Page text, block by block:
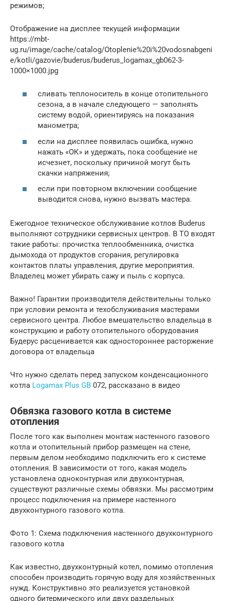
режимов;
Отображение на дисплее текущей информации
https://mbt-
ug.ru/image/cache/catalog/Otoplenie%20i%20vodosnabgeni
e/kotli/gazovie/buderus/buderus_logamax_gb062-3-
1000×1000.jpg
сливать теплоноситель в конце отопительного
сезона, а в начале следующего — заполнять
систему водой, ориентируясь на показания
манометра;
если на дисплее появилась ошибка, нужно
нажать «ОК» и удержать, пока сообщение не
исчезнет, поскольку причиной могут быть
скачки напряжения;
если при повторном включении сообщение
выводится снова, нужно вызвать мастера.
Ежегодное техническое обслуживание котлов Buderus
выполняют сотрудники сервисных центров. В ТО входят
такие работы: прочистка теплообменника, очистка
дымохода от продуктов сгорания, регулировка
контактов платы управления, другие мероприятия.
Владелец может убирать сажу и пыль с корпуса.
Важно! Гарантии производителя действительны только
при условии ремонта и техобслуживания мастерами
сервисного центра. Любое вмешательство владельца в
конструкцию и работу отопительного оборудования
Будерус расценивается как одностороннее расторжение
договора от владельца
Что нужно сделать перед запуском конденсационного
котла Logamax Plus GB 072, рассказано в видео
Обвязка газового котла в системе
отопления
После того как выполнен монтаж настенного газового
котла и отопительный прибор размещен на стене,
первым делом необходимо подключить его к системе
отопления. В зависимости от того, какая модель
установлена одноконтурная или двухконтурная,
существуют различные схемы обвязки. Мы рассмотрим
процесс подключения на примере настенного
двухконтурного газового котла.
Фото 1: Схема подключения настенного двухконтурного
газового котла
Как известно, двухконтурный котел, помимо отопления
способен производить горячую воду для хозяйственных
нужд. Конструктивно это реализуется установкой
одного битермического или двух раздельных